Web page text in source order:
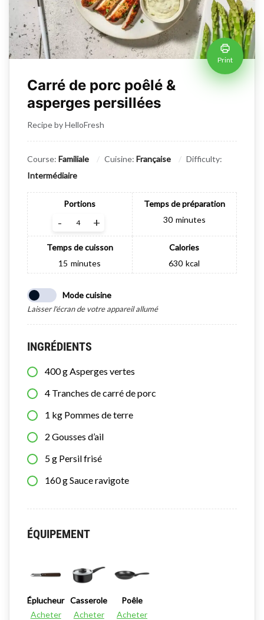
Print
Carré de porc poêlé &
asperges persillées
Recipe by HelloFresh
Course: Familiale Cuisine: Française
Difficulty:
Intermédiaire
Portions
+
-
Temps de préparation
30 minutes
Temps de cuisson
15 minutes
Calories
630 kcal
Mode cuisine
Laisser l'écran de votre appareil allumé
INGRÉDIENTS
400g Asperges vertes
4 Tranches de carré de porc
1 kg Pommes de terre
2 Gousses d’ail
5g Persil frisé
160gSauce ravigote
ÉQUIPEMENT
Éplucheur
Acheter
Casserole
Acheter
Poêle
Acheter